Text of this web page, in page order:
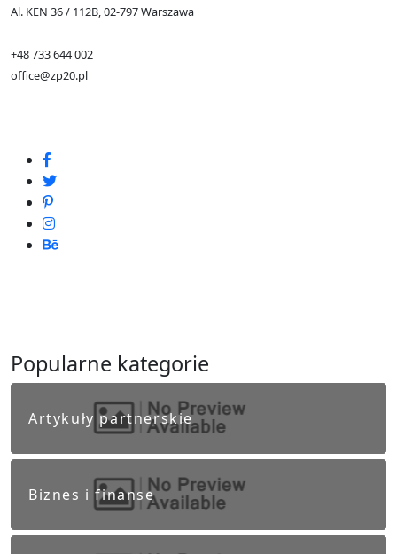
Al. KEN 36 / 112B, 02-797 Warszawa
+48 733 644 002
office@zp20.pl
Popularne kategorie
Artykuły partnerskie
Biznes i finanse